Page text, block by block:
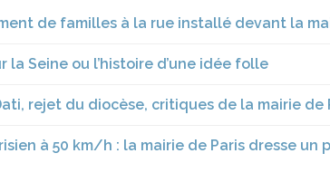
de familles à la rue installé devant la
la Seine ou l’histoire d’une idée folle
rejet du diocèse, critiques de la mairie
à 50 km/h : la mairie de Paris dresse un